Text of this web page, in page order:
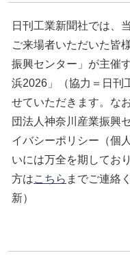
日刊工業新聞社では、
ご来場者いただいた皆
振興センター」が主催
浜2026」（協力＝日刊
せていただきます。な
団法人神奈川産業振興
イバシーポリシー（個
いには万全を期してお
方はこちら までご連絡
新）